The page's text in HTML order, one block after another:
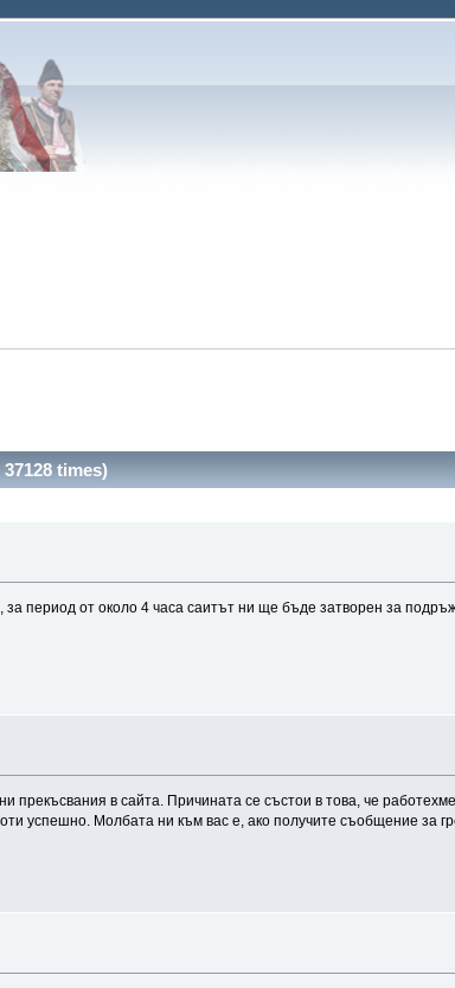
times)
за период от около 4 часа саитът ни ще бъде затворен за
прекъсвания в сайта. Причината се състои в това, че
успешно. Молбата ни към вас е, ако получите съобщение за